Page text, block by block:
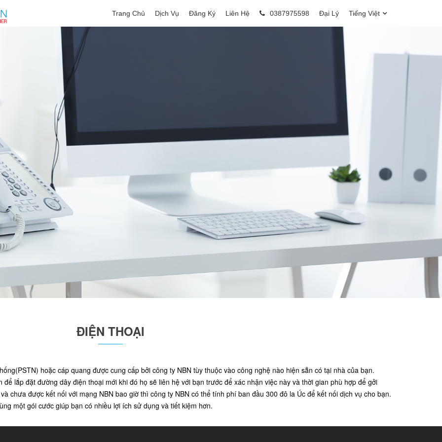
Trang Chủ Dịch Vụ Đăng Ký Liên Hệ 0387975598 Đại Lý Tiếng Việt
ĐIỆN THOẠI
hoặc cáp quang được cung cấp bởi công ty NBN tùy thuộc vào công nghệ nào hiện sẵn có tại nhà của bạn.
lắp đặt đường dây điện thoại mới khi đó họ sẽ liên hệ với bạn trước để xác nhận việc này và thời gian phù hợp để gởi
chưa được kết nối với mạng NBN bao giờ thì công ty NBN có thể tính phí ban đầu 300 đô la Úc để kết nối dịch vụ cho bạn.
một gói cước giúp bạn có nhiều lợi ích sử dụng và tiết kiệm hơn.